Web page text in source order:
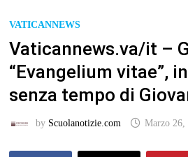
VATICANNEWS
Vaticannews.va/it –
“Evangelium vitae”,
senza tempo di
by Scuolanotizie.com Marzo 26,